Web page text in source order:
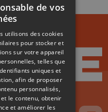
de vos
utilisons des cookies
pour stocker et
sur votre appareil
telles que
uniques et
afin de proposer
personnalisés,
le contenu, obtenir
et améliorer les